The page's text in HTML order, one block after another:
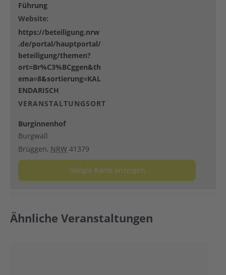
Führung
Website:
https://beteiligung.nrw
.de/portal/hauptportal/
beteiligung/themen?
ort=Br%C3%BCggen&th
ema=8&sortierung=KAL
ENDARISCH
VERANSTALTUNGSORT
Burginnenhof
Burgwall
Brüggen, NRW 41379
Google Karte anzeigen
Ähnliche Veranstaltungen